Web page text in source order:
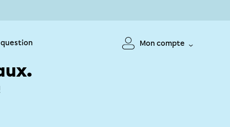
question Mon compte